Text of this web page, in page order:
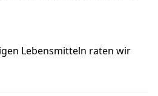
Lebensmitteln raten wir